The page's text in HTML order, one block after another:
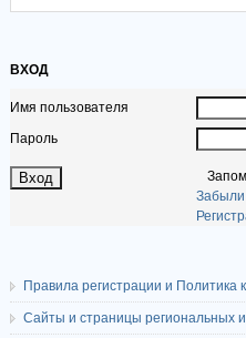
ВХОД
Имя пользователя
Пароль
Правила регистрации и Политика
Сайты и страницы региональных